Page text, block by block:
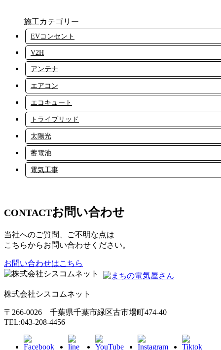
施工カテゴリー
EVコンセント
V2H
アンテナ
エアコン
エコキュート
トライブリッド
太陽光
蓄電池
電気工事
CONTACTお問い合わせ
当社へのご質問、ご不明な点は
こちらからお問い合わせください。
お問い合わせはこちら
株式会社シスコムネット
〒266-0026 千葉県千葉市緑区古市場町474-40
TEL:043-208-4456